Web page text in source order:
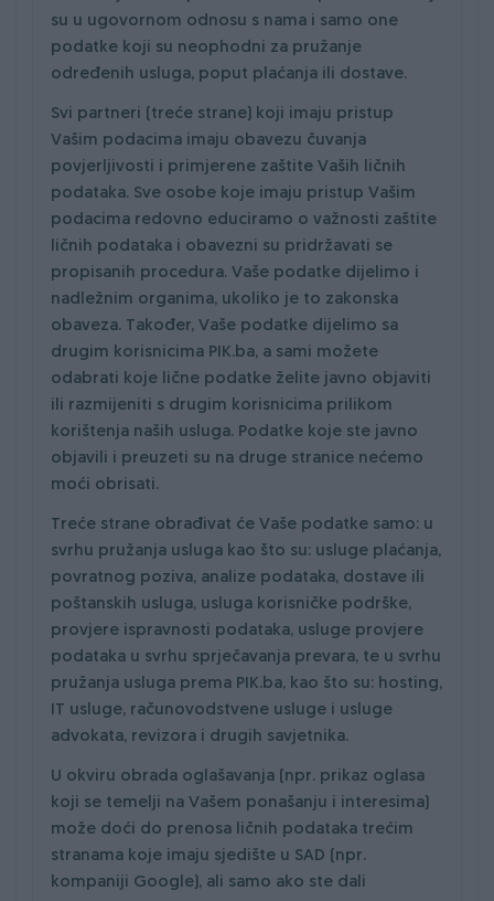
su u ugovornom odnosu s nama i samo one
podatke koji su neophodni za pružanje
određenih usluga, poput plaćanja ili dostave.
Svi partneri (treće strane) koji imaju pristup
Vašim podacima imaju obavezu čuvanja
povjerljivosti i primjerene zaštite Vaših ličnih
podataka. Sve osobe koje imaju pristup Vašim
podacima redovno educiramo o važnosti zaštite
ličnih podataka i obavezni su pridržavati se
propisanih procedura. Vaše podatke dijelimo i
nadležnim organima, ukoliko je to zakonska
obaveza. Također, Vaše podatke dijelimo sa
drugim korisnicima PIK.ba, a sami možete
odabrati koje lične podatke želite javno objaviti
ili razmijeniti s drugim korisnicima prilikom
korištenja naših usluga. Podatke koje ste javno
objavili i preuzeti su na druge stranice nećemo
moći obrisati.
Treće strane obrađivat će Vaše podatke samo: u
svrhu pružanja usluga kao što su: usluge plaćanja,
povratnog poziva, analize podataka, dostave ili
poštanskih usluga, usluga korisničke podrške,
provjere ispravnosti podataka, usluge provjere
podataka u svrhu sprječavanja prevara, te u svrhu
pružanja usluga prema PIK.ba, kao što su: hosting,
IT usluge, računovodstvene usluge i usluge
advokata, revizora i drugih savjetnika.
U okviru obrada oglašavanja (npr. prikaz oglasa
koji se temelji na Vašem ponašanju i interesima)
može doći do prenosa ličnih podataka trećim
stranama koje imaju sjedište u SAD (npr.
kompaniji Google), ali samo ako ste dali